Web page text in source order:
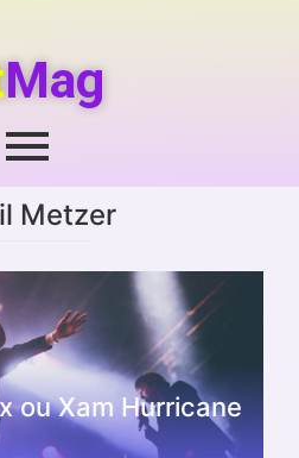
Mag
Metzer
ou Xam Hurricane